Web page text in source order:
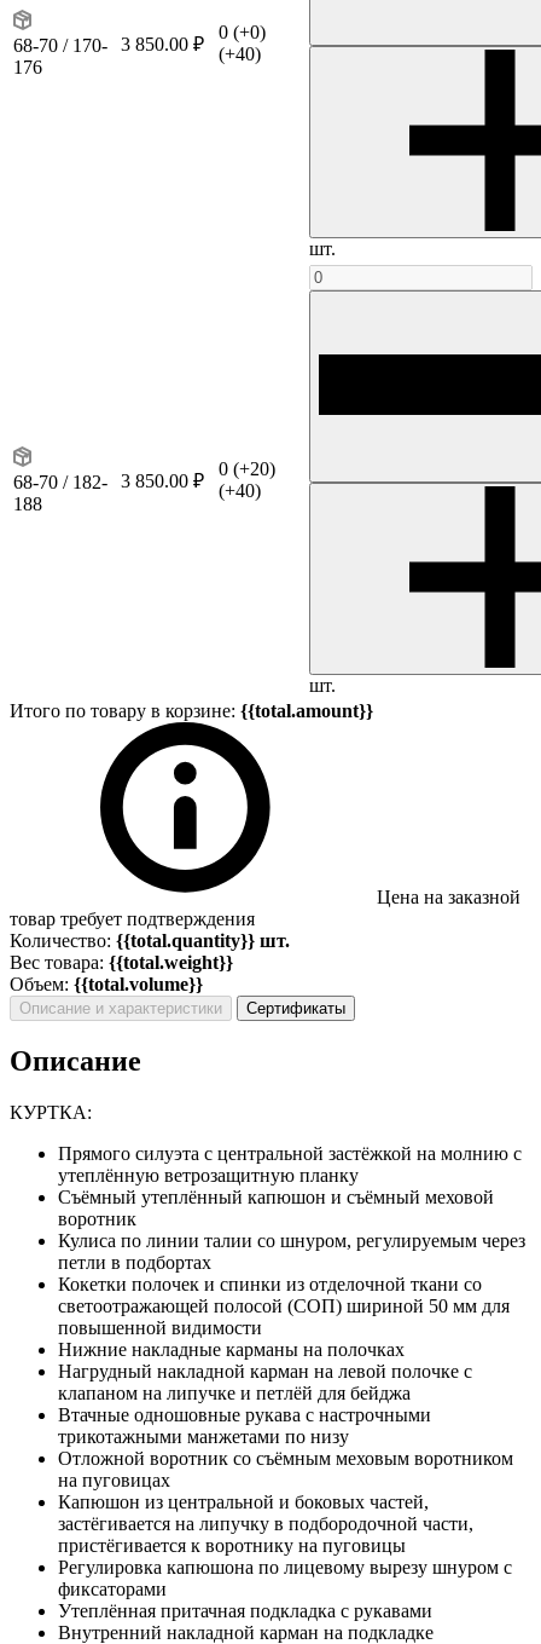
68-70 / 170-
176
3 850.00 ₽
0 (+0)
(+40)
шт.
68-70 / 182-
188
3 850.00 ₽
0 (+20)
(+40)
шт.
Итого по товару в корзине: {{total.amount}}
Цена на заказной
товар требует подтверждения
Количество: {{total.quantity}} шт.
Вес товара: {{total.weight}}
Объем: {{total.volume}}
Описание и характеристики Сертификаты
Описание
КУРТКА:
Прямого силуэта с центральной застёжкой на молнию с
утеплённую ветрозащитную планку
Съёмный утеплённый капюшон и съёмный меховой
воротник
Кулиса по линии талии со шнуром, регулируемым через
петли в подбортах
Кокетки полочек и спинки из отделочной ткани со
светоотражающей полосой (СОП) шириной 50 мм для
повышенной видимости
Нижние накладные карманы на полочках
Нагрудный накладной карман на левой полочке с
клапаном на липучке и петлёй для бейджа
Втачные одношовные рукава с настрочными
трикотажными манжетами по низу
Отложной воротник со съёмным меховым воротником
на пуговицах
Капюшон из центральной и боковых частей,
застёгивается на липучку в подбородочной части,
пристёгивается к воротнику на пуговицы
Регулировка капюшона по лицевому вырезу шнуром с
фиксаторами
Утеплённая притачная подкладка с рукавами
Внутренний накладной карман на подкладке